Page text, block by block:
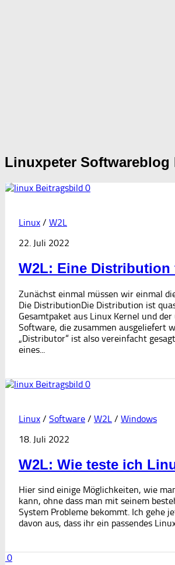
Linuxpeter Softwareblog
0
Linux / W2L
22. Juli 2022
W2L: Eine Distribution
Zunächst einmal müssen wir einmal
Die DistributionDie Distribution ist
Gesamtpaket aus Linux Kernel und der
Software, die zusammen ausgeliefert
„Distributor“ ist also vereinfacht
eines...
0
Linux / Software / W2L / Windows
18. Juli 2022
W2L: Wie teste ich
Hier sind einige Möglichkeiten, wie
kann, ohne dass man mit seinem
System Probleme bekommt. Ich gehe
davon aus, dass ihr ein passendes
0